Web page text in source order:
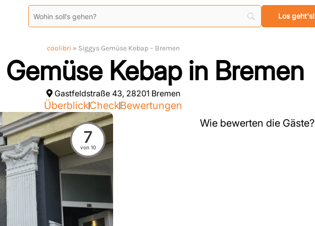
coolibri » Siggys Gemüse Kebap – Bremen
Kebap in Bremen
Gastfeldstraße 43, 28201 Bremen
ÜberblickCheckBewertungen
7
von 10
Wie bewerten die Gäste?